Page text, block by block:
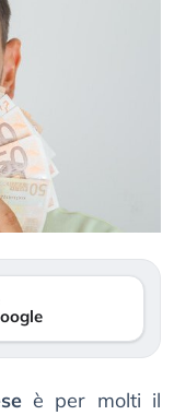
è per molti il